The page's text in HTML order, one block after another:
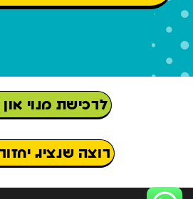
לרכישת מנוי און
רוצה שנציג